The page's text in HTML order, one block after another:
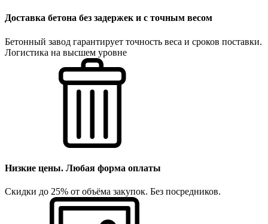
Доставка бетона без задержек и с точным весом
Бетонный завод гарантирует точность веса и сроков поставки.
Логистика на высшем уровне
Низкие цены. Любая форма оплаты
Скидки до 25% от объёма закупок. Без посредников.